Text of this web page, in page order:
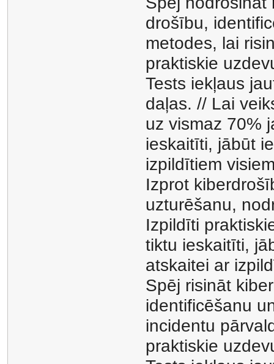
drošību,
metodes, lai
praktiskie
Tests iekļaus
daļas. // Lai
uz vismaz 70%
ieskaitīti, jābūt
izpildītiem
Izprot
uzturēšanu,
Izpildīti
tiktu ieskaitīti,
atskaitei ar
Spēj risināt
identificēšanu
incidentu
praktiskie